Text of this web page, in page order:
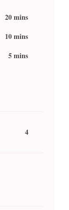
20 mins
10 mins
5 mins
4